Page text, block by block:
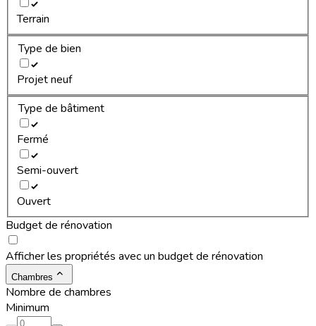
Terrain
Type de bien
Projet neuf
Type de bâtiment
Fermé
Semi-ouvert
Ouvert
Budget de rénovation
Afficher les propriétés avec un budget de rénovation
Chambres
Nombre de chambres
Minimum